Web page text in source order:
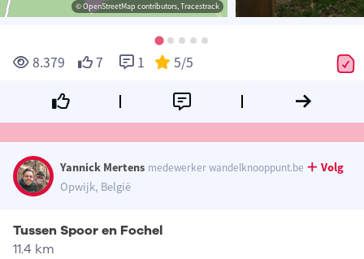
© OpenStreetMap contributors, Tracestrack
8.379 7 1 5/5
Yannick Mertens medewerker wandelknooppunt.be
Volg
Opwijk, België
Tussen Spoor en Fochel
11.4 km